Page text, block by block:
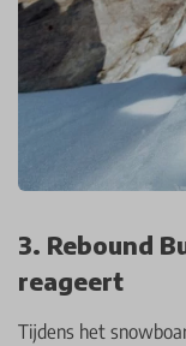
3. Rebound
reageert
Tijdens het